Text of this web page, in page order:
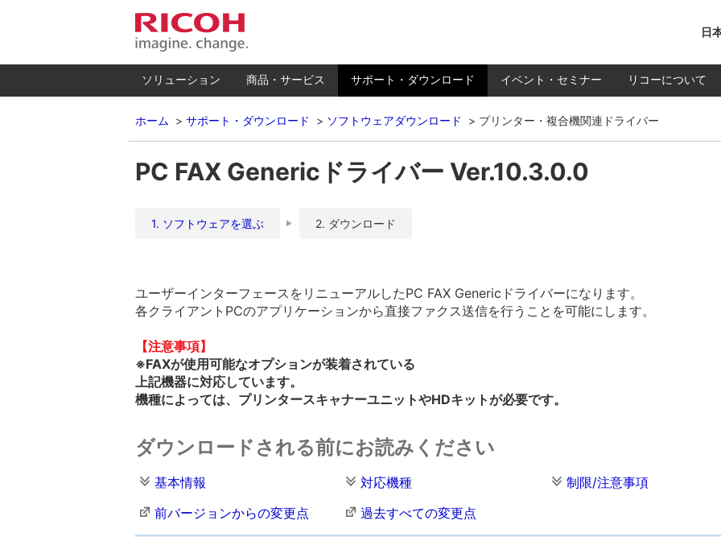
日
ソリューション 商品・サービス サポート・ダウンロード イベント・セミナー リコーについて
ホーム サポート・ダウンロード ソフトウェアダウンロード プリンター・複合機関連ドライバー
PC FAX Genericドライバー Ver.10.3.0.0
1. ソフトウェアを選ぶ 2. ダウンロード
ユーザーインターフェースをリニューアルしたPC FAX Genericドライバーになります。
各クライアントPCのアプリケーションから直接ファクス送信を行うことを可能にします。
【注意事項】
※FAXが使用可能なオプションが装着されている
上記機器に対応しています。
機種によっては、プリンタースキャナーユニットやHDキットが必要です。
ダウンロードされる前にお読みください
基本情報 対応機種 制限/注意事項
前バージョンからの変更点
過去すべての変更点